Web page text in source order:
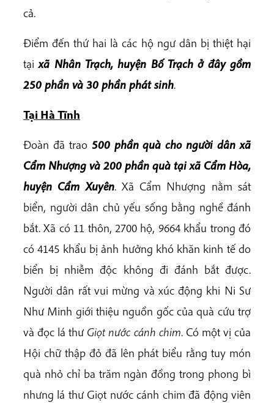
cả.
Điểm đến thứ hai là các hộ ngư dân bị thiệt hại
tạixã Nhân Trạch, huyện Bố Trạch ở đây gồm
250 phần và 30 phần phát sinh.
Tại Hà Tĩnh
Đoàn đã trao 500 phần quà cho người dân xã
Cẩm Nhượng và 200 phần quà tại xã Cẩm Hòa,
huyện Cẩm Xuyên. Xã Cẩm Nhượng nằm sát
biển, người dân chủ yếu sống bằng nghề đánh
bắt. Xã có 11 thôn, 2700 hộ, 9664 khẩu trong đó
có 4145 khẩu bị ảnh hưởng khó khăn kinh tế do
biển bị nhiễm độc không đi đánh bắt được.
Người dân rất vui mừng và xúc động khi Ni Sư
Như Minh giới thiệu nguồn gốc của quà cứu trợ
và đọc lá thư Giọt nước cánh chim. Có một vị của
Hội chữ thập đỏ đã lên phát biểu rằng tuy món
quà nhỏ chỉ ba trăm ngàn đồng trong phong bì
nhưng lá thư Giọt nước cánh chim đã động viên